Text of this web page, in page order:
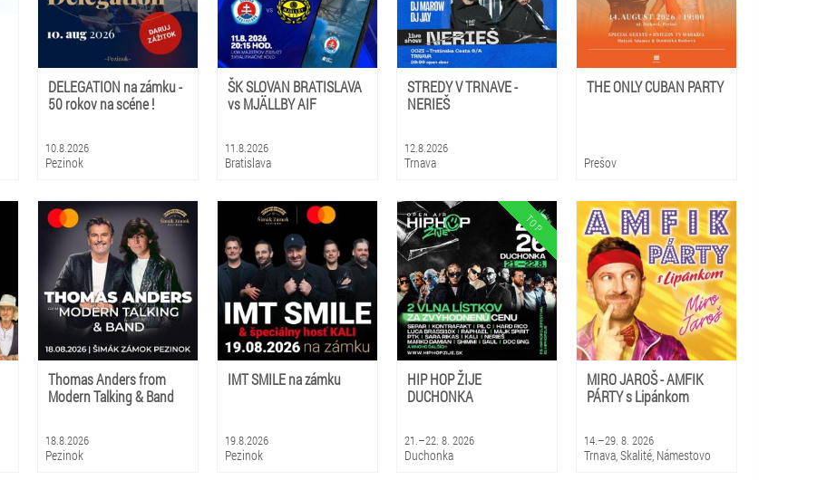
DELEGATION na zámku -
50 rokov na scéne !
10.8.2026
Pezinok
ŠK SLOVAN BRATISLAVA
vs MJÄLLBY AIF
11.8.2026
Bratislava
STREDY V TRNAVE -
NERIEŠ
12.8.2026
Trnava
THE ONLY CUBAN PARTY
Prešov
Thomas Anders from
Modern Talking & Band
18.8.2026
Pezinok
IMT SMILE na zámku
19.8.2026
Pezinok
HIP HOP ŽIJE
DUCHONKA
21.–22. 8. 2026
Duchonka
MIRO JAROŠ - AMFIK
PÁRTY s Lipánkom
14.–29. 8. 2026
Trnava, Skalité, Námestovo